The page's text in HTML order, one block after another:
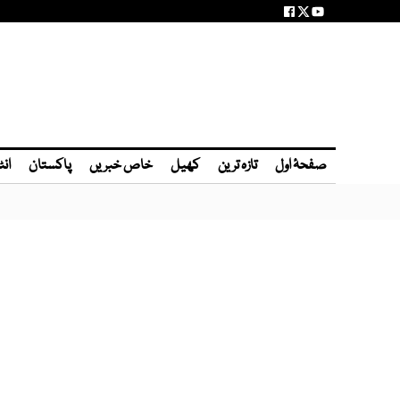
صفحۂ اول تازہ ترین کھیل خاص خبریں پاکستان